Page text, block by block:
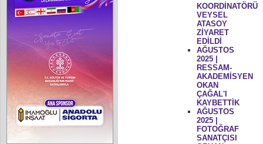
KOORDİNATÖRÜ
VEYSEL
ATASOY
ZİYARET
EDİLDİ
AĞUSTOS
2025 |
RESSAM-
AKADEMİSYEN
OKAN
ÇAĞAL'I
KAYBETTİK
AĞUSTOS
2025 |
FOTOĞRAF
SANATÇISI